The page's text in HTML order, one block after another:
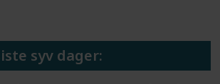
syv dager: